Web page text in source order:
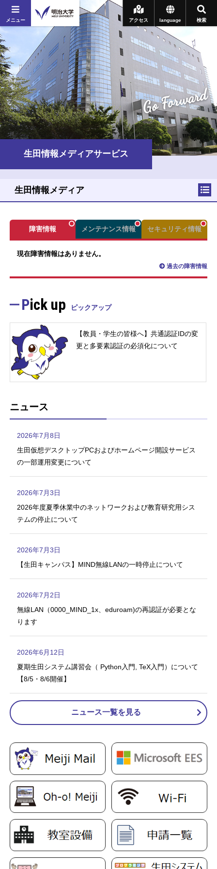
メニュー 検索
language
アクセス
Go Forward
生田情報メディアサービス
障害情報
現在障害情報はありません。
過去の障害情報
メンテナンス情報 セキュリティ情報
Pick up ピックアップ
【教員・学生の皆様へ】共通認証IDの変
更と多要素認証の必須化について
ニュース
2026年7月8日
生田仮想デスクトップPCおよびホームページ開設サービス
の一部運用変更について
2026年7月3日
2026年度夏季休業中のネットワークおよび教育研究用シス
テムの停止について
2026年7月3日
【生田キャンパス】MIND無線LANの一時停止について
2026年7月2日
無線LAN（0000_MIND_1x、eduroam)の再認証が必要とな
ります
2026年6月12日
夏期生田システム講習会（ Python入門, TeX入門）について
【8/5・8/6開催】
ニュース一覧を見る
生田情報メディア